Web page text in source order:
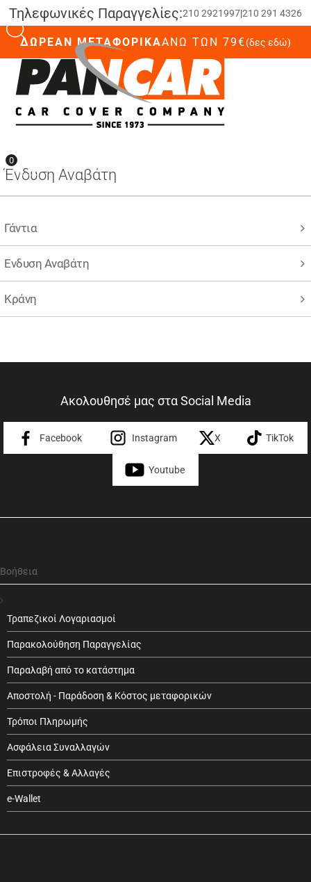
Τηλεφωνικές Παραγγελίες:210 2921997|210 291 4326
ΔΩΡΕΑΝ ΜΕΤΑΦΟΡΙΚΑΆΝΩ ΤΩΝ 79€(δες εδώ)
0
Ένδυση Αναβάτη
Γάντια
Ενδυση Αναβάτη
Κράνη
Ακολουθησέ μας στα Social Media
Facebook Instagram X TikTok
Youtube
Βοήθεια
Τραπεζικοί Λογαριασμοί
Παρακολούθηση Παραγγελίας
Παραλαβή από το κατάστημα
Αποστολή - Παράδοση & Κόστος μεταφορικών
Τρόποι Πληρωμής
Ασφάλεια Συναλλαγών
Επιστροφές & Αλλαγές
e-Wallet